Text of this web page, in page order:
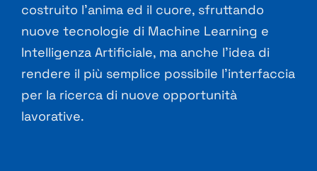
costruito l’anima ed il cuore, sfruttando
nuove tecnologie di Machine Learning e
Intelligenza Artificiale, ma anche l’idea di
rendere il più semplice possibile l’interfaccia
per la ricerca di nuove opportunità
lavorative.